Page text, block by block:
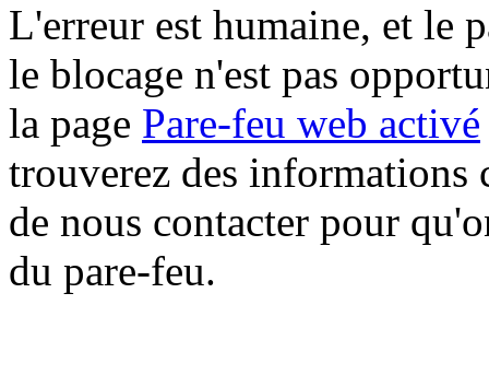
L'erreur est humaine, et le
le blocage n'est pas
la page Pare-feu web activé
trouverez des informations
de nous contacter pour
du pare-feu.